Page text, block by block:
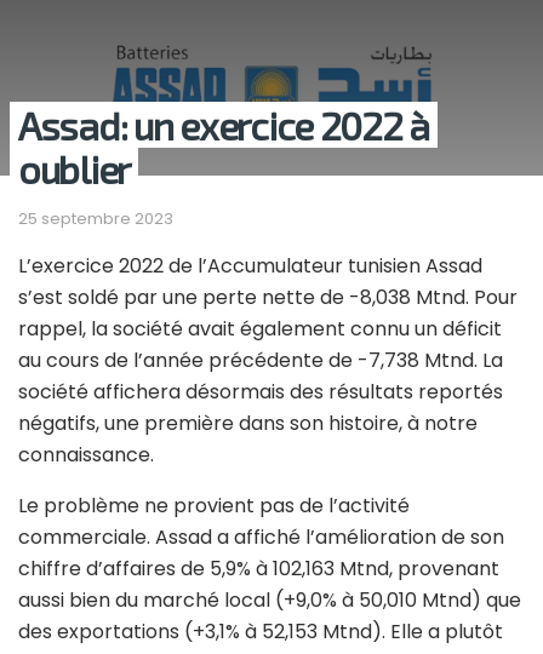
Assad: un exercice 2022 à
oublier
25 septembre 2023
L’exercice 2022 de l’Accumulateur tunisien Assad
s’est soldé par une perte nette de -8,038 Mtnd. Pour
rappel, la société avait également connu un déficit
au cours de l’année précédente de -7,738 Mtnd. La
société affichera désormais des résultats reportés
négatifs, une première dans son histoire, à notre
connaissance.
Le problème ne provient pas de l’activité
commerciale. Assad a affiché l’amélioration de son
chiffre d’affaires de 5,9% à 102,163 Mtnd, provenant
aussi bien du marché local (+9,0% à 50,010 Mtnd) que
des exportations (+3,1% à 52,153 Mtnd). Elle a plutôt